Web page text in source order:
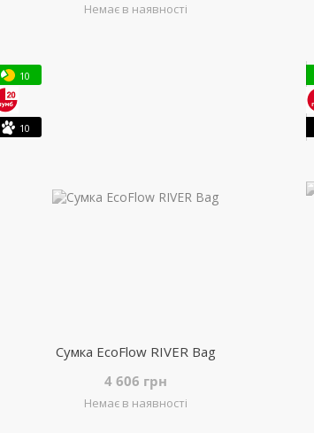
Немає в наявності
10
10
Сумка EcoFlow RIVER Bag
4 606 грн
Немає в наявності